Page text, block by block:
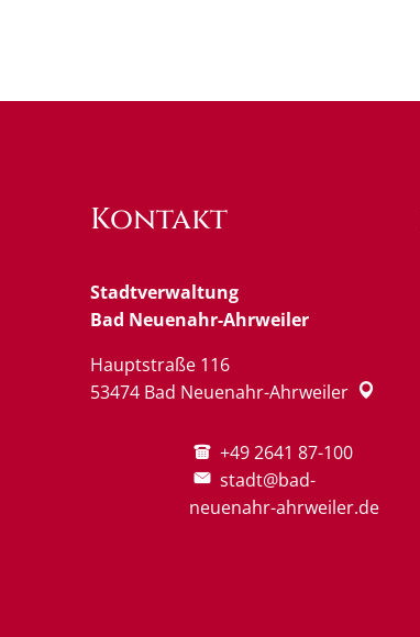
Kontakt
Stadtverwaltung
Bad Neuenahr-Ahrweiler
Hauptstraße 116
53474 Bad Neuenahr-Ahrweiler
+49 2641 87-100
stadt@bad-
neuenahr-ahrweiler.de